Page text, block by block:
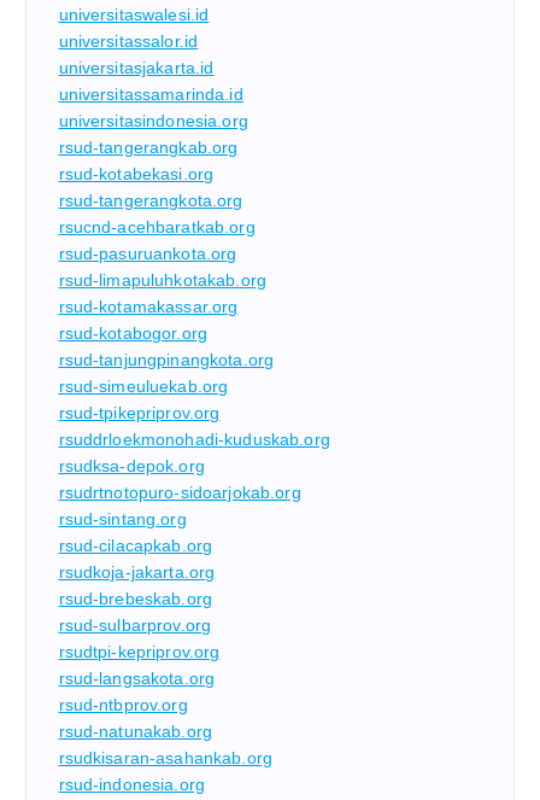
universitaswalesi.id
universitassalor.id
universitasjakarta.id
universitassamarinda.id
universitasindonesia.org
rsud-tangerangkab.org
rsud-kotabekasi.org
rsud-tangerangkota.org
rsucnd-acehbaratkab.org
rsud-pasuruankota.org
rsud-limapuluhkotakab.org
rsud-kotamakassar.org
rsud-kotabogor.org
rsud-tanjungpinangkota.org
rsud-simeuluekab.org
rsud-tpikepriprov.org
rsuddrloekmonohadi-kuduskab.org
rsudksa-depok.org
rsudrtnotopuro-sidoarjokab.org
rsud-sintang.org
rsud-cilacapkab.org
rsudkoja-jakarta.org
rsud-brebeskab.org
rsud-sulbarprov.org
rsudtpi-kepriprov.org
rsud-langsakota.org
rsud-ntbprov.org
rsud-natunakab.org
rsudkisaran-asahankab.org
rsud-indonesia.org